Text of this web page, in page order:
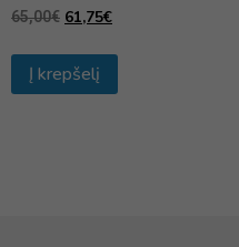
65,00€ 61,75€
Į krepšelį